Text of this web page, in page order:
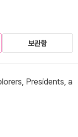
보관함
Presidents, a